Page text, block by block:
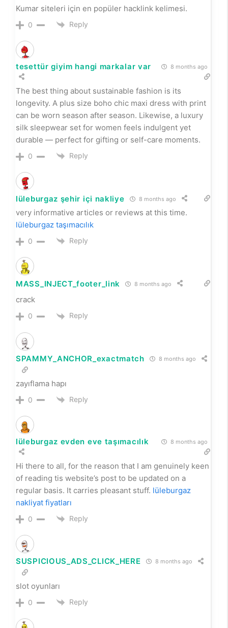
Kumar siteleri için en popüler hacklink kelimesi.
0 Reply
tesettür giyim hangi markalar var 8 months ago
The best thing about sustainable fashion is its
longevity. A plus size boho chic maxi dress with print
can be worn season after season. Likewise, a luxury
silk sleepwear set for women feels indulgent yet
durable — perfect for gifting or self-care moments.
0 Reply
lüleburgaz şehir içi nakliye 8 months ago
very informative articles or reviews at this time.
lüleburgaz taşımacılık
0 Reply
MASS_INJECT_footer_link 8 months ago
crack
0 Reply
SPAMMY_ANCHOR_exactmatch 8 months ago
zayıflama hapı
0 Reply
lüleburgaz evden eve taşımacılık 8 months ago
Hi there to all, for the reason that I am genuinely keen
of reading tis website’s post to be updated on a
regular basis. It carries pleasant stuff. lüleburgaz
nakliyat fiyatları
0 Reply
SUSPICIOUS_ADS_CLICK_HERE 8 months ago
slot oyunları
0 Reply